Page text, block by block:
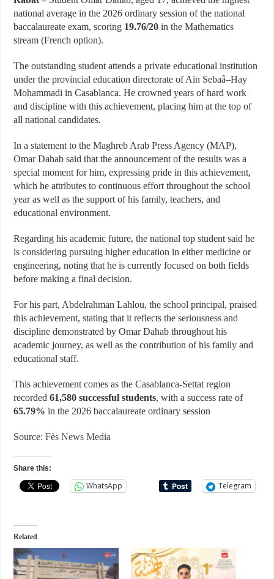
national average in the 2026 ordinary session of the national
baccalaureate exam, scoring 19.76/20 in the Mathematics
stream (French option).
The outstanding student attends a private educational institution
under the provincial education directorate of Aïn Sebaâ–Hay
Mohammadi in Casablanca. He crowned years of hard work
and discipline with this achievement, placing him at the top of
all national candidates.
In a statement to the Maghreb Arab Press Agency (MAP),
Omar Dahab said that the announcement of the results was a
special moment for him, expressing pride in this achievement,
which he attributes to continuous effort throughout the school
year as well as the support of his family, teachers, and
educational environment.
Regarding his academic future, the national top student said he
is considering pursuing higher education in either medicine or
engineering, noting that he is currently focused on both fields
before making a final decision.
For his part, Abdelrahman Lahlou, the school principal, praised
this achievement, stating that it reflects the seriousness and
discipline demonstrated by Omar Dahab throughout his
academic journey, as well as the contribution of his family and
educational staff.
This achievement comes as the Casablanca-Settat region
recorded61,580 successful students, with a success rate of
65.79% in the 2026 baccalaureate ordinary session
Source:Fès News Media
Share this:
WhatsApp Telegram
Related